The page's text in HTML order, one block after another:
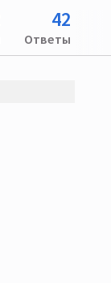
42
Ответы